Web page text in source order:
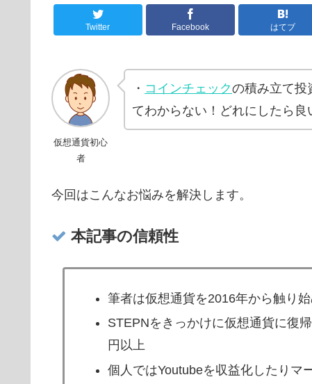
Twitter Facebook はてブ
仮想通貨初心
者
・ コインチェックの積み立て投
てわからない！どれにしたら良
今回はこんなお悩みを解決します。
本記事の信頼性
筆者は仮想通貨を2016年から触り
STEPNをきっかけに仮想通貨に復
円以上
個人ではYoutubeを収益化したりマ